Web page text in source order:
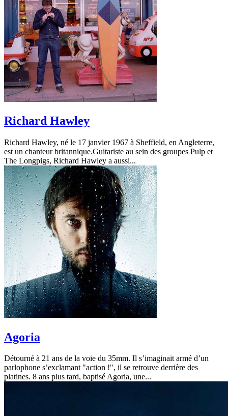
Richard Hawley
Richard Hawley, né le 17 janvier 1967 à Sheffield, en Angleterre,
est un chanteur britannique.Guitariste au sein des groupes Pulp et
The Longpigs, Richard Hawley a aussi...
Agoria
Détourné à 21 ans de la voie du 35mm. Il s’imaginait armé d’un
parlophone s’exclamant "action !", il se retrouve derrière des
platines. 8 ans plus tard, baptisé Agoria, une...